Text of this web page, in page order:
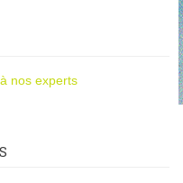
nos experts